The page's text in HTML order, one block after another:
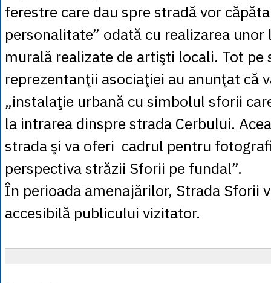
ferestre care dau spre stradă vor
personalitate” odată cu realizarea
murală realizate de artişti locali. Tot pe
reprezentanţii asociaţiei au anunţat că
„instalaţie urbană cu simbolul sforii
la intrarea dinspre strada Cerbului.
strada şi va oferi cadrul pentru
perspectiva străzii Sforii pe fundal”.
În perioada amenajărilor, Strada Sforii
accesibilă publicului vizitator.